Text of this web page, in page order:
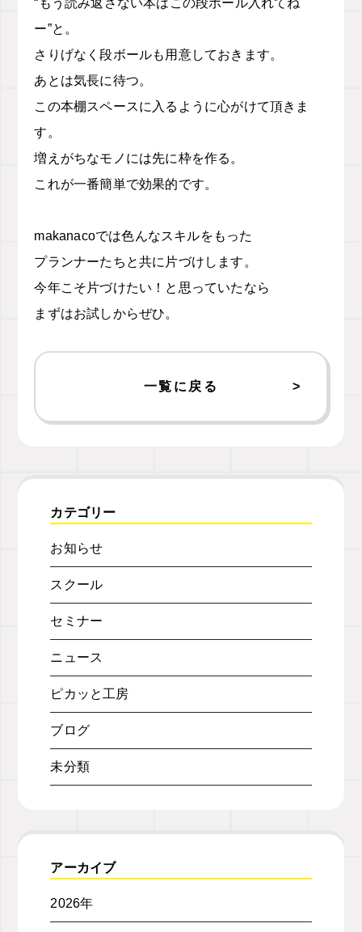
“もう読み返さない本はこの段ボール入れてね
ー”と。
さりげなく段ボールも用意しておきます。
あとは気長に待つ。
この本棚スペースに入るように心がけて頂きま
す。
増えがちなモノには先に枠を作る。
これが一番簡単で効果的です。
makanacoでは色んなスキルをもった
プランナーたちと共に片づけします。
今年こそ片づけたい！と思っていたなら
まずはお試しからぜひ。
一覧に戻る
カテゴリー
お知らせ
スクール
セミナー
ニュース
ピカッと工房
ブログ
未分類
アーカイブ
2026年